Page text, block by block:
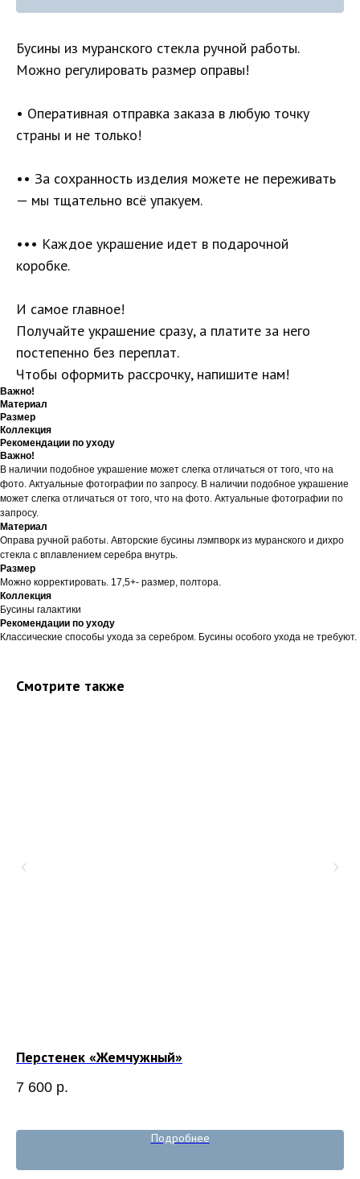
Бусины из муранского стекла ручной работы.
Можно регулировать размер оправы!
• Оперативная отправка заказа в любую точку
страны и не только!
•• За сохранность изделия можете не переживать
— мы тщательно всё упакуем.
••• Каждое украшение идет в подарочной
коробке.
И самое главное!
Получайте украшение сразу, а платите за него
постепенно без переплат.
Чтобы оформить рассрочку, напишите нам!
Важно!
Материал
Размер
Коллекция
Рекомендации по уходу
Важно!
В наличии подобное украшение может слегка отличаться от того, что на
фото. Актуальные фотографии по запросу. В наличии подобное украшение
может слегка отличаться от того, что на фото. Актуальные фотографии по
запросу.
Материал
Оправа ручной работы. Авторские бусины лэмпворк из муранского и дихро
стекла с вплавлением серебра внутрь.
Размер
Можно корректировать. 17,5+- размер, полтора.
Коллекция
Бусины галактики
Рекомендации по уходу
Классические способы ухода за серебром. Бусины особого ухода не требуют.
Смотрите также
Перстенек «Жемчужный»
7 600 р.
Подробнее